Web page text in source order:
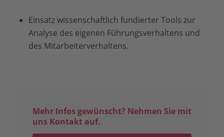
Einsatz wissenschaftlich fundierter Tools zur
Analyse des eigenen Führungsverhaltens und
des Mitarbeiterverhaltens.
Mehr Infos gewünscht? Nehmen Sie mit
uns Kontakt auf.